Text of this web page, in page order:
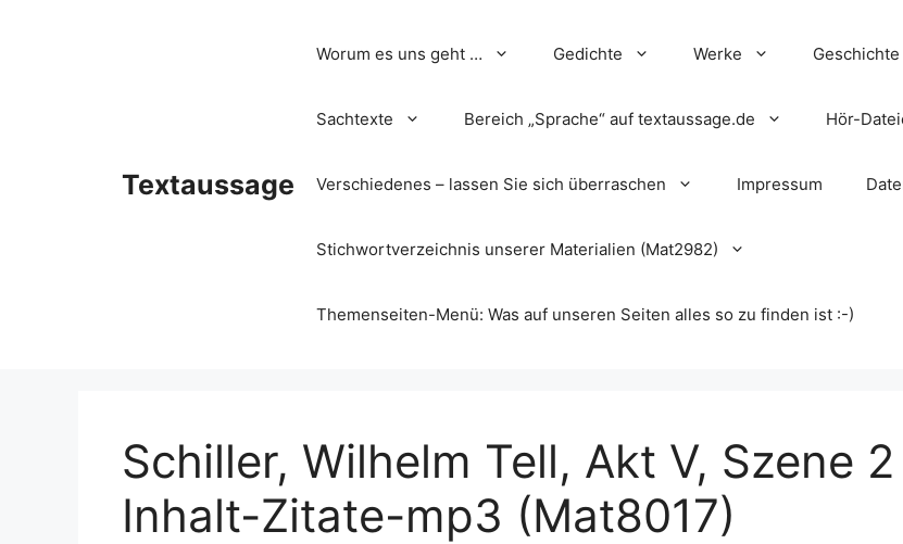
Textaussage
Worum es uns geht … Gedichte Werke
Sachtexte Bereich „Sprache“ auf textaussage.de Hör-
Verschiedenes – lassen Sie sich überraschen Impressum
Stichwortverzeichnis unserer Materialien (Mat2982)
Themenseiten-Menü: Was auf unseren Seiten alles so zu finden ist :-)
Schiller, Wilhelm Tell, Akt V, Szene 2
Inhalt-Zitate-mp3 (Mat8017)